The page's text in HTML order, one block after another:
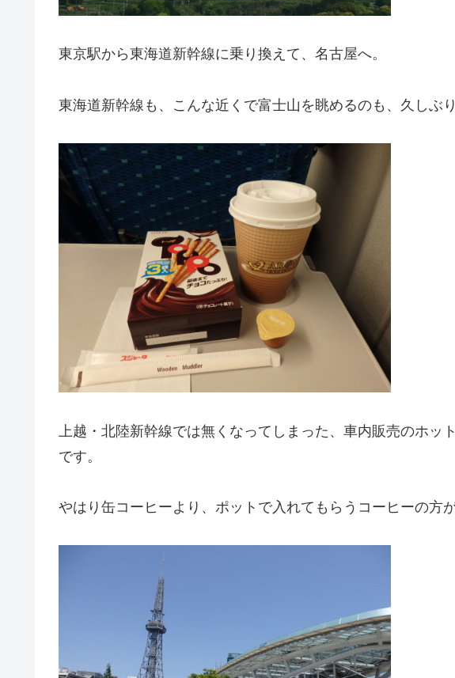
東京駅から東海道新幹線に乗り換えて、名古屋へ。
東海道新幹線も、こんな近くで富士山を眺めるのも、久しぶり
上越・北陸新幹線では無くなってしまった、車内販売のホッ
です。
やはり缶コーヒーより、ポットで入れてもらうコーヒーの方